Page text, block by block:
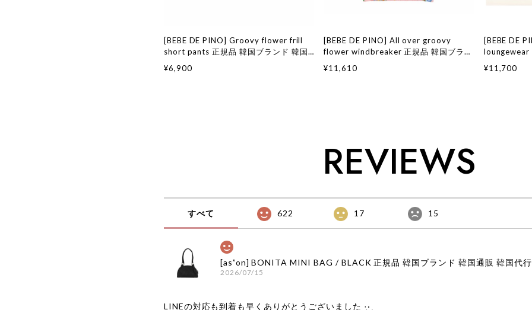
[BEBE DE PINO] Groovy flower frill
short pants 正規品 韓国ブランド 韓国
ピノ bebedepino 日本 店舗 韓国 子供
¥6,900
[BEBE DE PINO] All over groovy
flower windbreaker 正規品 韓国ブラン
ベベドピノ bebedepino 日本 店舗 韓国
¥11,610
[BEBE DE
loungewear
ベドピノ
¥11,700
REVIEWS
すべて 622 17 15
2026/07/15
LINEの対応も到着も早くありがとうございました‪ ·͜·